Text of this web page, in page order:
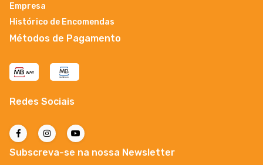
Empresa
Histórico de Encomendas
Métodos de Pagamento
Redes Sociais
Subscreva-se na nossa Newsletter